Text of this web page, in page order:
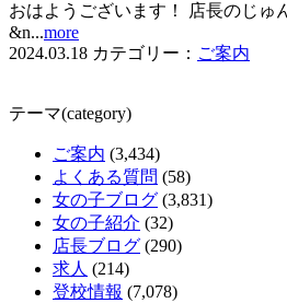
おはようございます！ 店長のじゅ
&n...more
2024.03.18 カテゴリー： ご案内
テーマ(category)
ご案内 (3,434)
よくある質問 (58)
女の子ブログ (3,831)
女の子紹介 (32)
店長ブログ (290)
求人 (214)
登校情報 (7,078)